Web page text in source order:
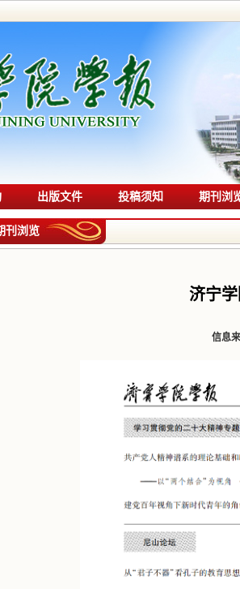
出版文件 投稿须知 期刊浏
刊浏览
济宁学
信息来